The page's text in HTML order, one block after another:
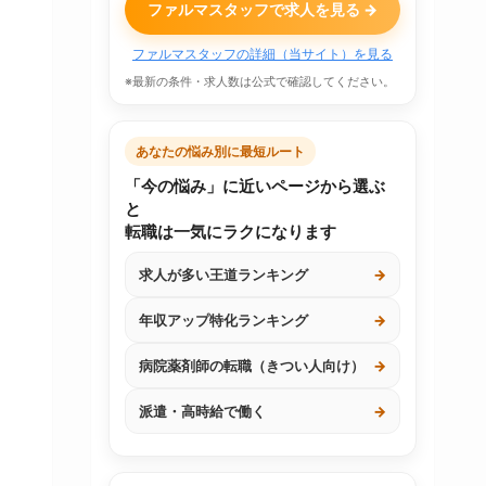
ファルマスタッフで求人を見る →
ファルマスタッフの詳細（当サイト）を見る
※最新の条件・求人数は公式で確認してください。
あなたの悩み別に最短ルート
「今の悩み」に近いページから選ぶ
と
転職は一気にラクになります
求人が多い王道ランキング →
年収アップ特化ランキング →
病院薬剤師の転職（きつい人向け） →
派遣・高時給で働く →